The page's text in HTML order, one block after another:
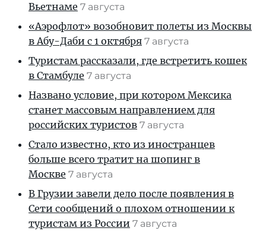
Вьетнаме 7 августа
«Аэрофлот» возобновит полеты из Москвы
в Абу-Даби с 1 октября 7 августа
Туристам рассказали, где встретить кошек
в Стамбуле 7 августа
Названо условие, при котором Мексика
станет массовым направлением для
российских туристов 7 августа
Стало известно, кто из иностранцев
больше всего тратит на шопинг в
Москве 7 августа
В Грузии завели дело после появления в
Сети сообщений о плохом отношении к
туристам из России 7 августа